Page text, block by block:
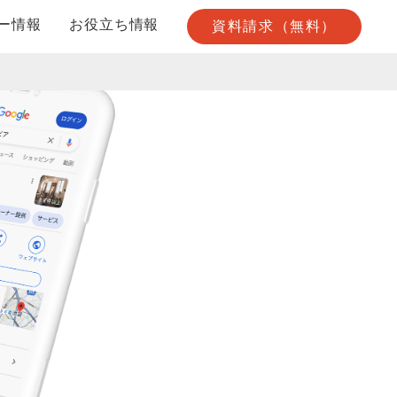
情報 お役立ち情報 資料請求（無料）